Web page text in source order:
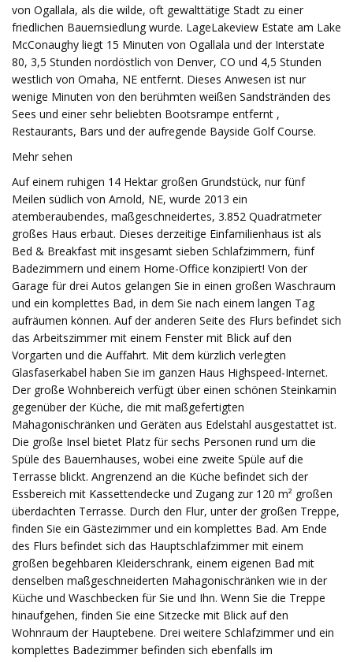
von Ogallala, als die wilde, oft gewalttätige Stadt zu einer
friedlichen Bauernsiedlung wurde. LageLakeview Estate am Lake
McConaughy liegt 15 Minuten von Ogallala und der Interstate
80, 3,5 Stunden nordöstlich von Denver, CO und 4,5 Stunden
westlich von Omaha, NE entfernt. Dieses Anwesen ist nur
wenige Minuten von den berühmten weißen Sandstränden des
Sees und einer sehr beliebten Bootsrampe entfernt ,
Restaurants, Bars und der aufregende Bayside Golf Course.
Mehr sehen
Auf einem ruhigen 14 Hektar großen Grundstück, nur fünf
Meilen südlich von Arnold, NE, wurde 2013 ein
atemberaubendes, maßgeschneidertes, 3.852 Quadratmeter
großes Haus erbaut. Dieses derzeitige Einfamilienhaus ist als
Bed & Breakfast mit insgesamt sieben Schlafzimmern, fünf
Badezimmern und einem Home-Office konzipiert! Von der
Garage für drei Autos gelangen Sie in einen großen Waschraum
und ein komplettes Bad, in dem Sie nach einem langen Tag
aufräumen können. Auf der anderen Seite des Flurs befindet sich
das Arbeitszimmer mit einem Fenster mit Blick auf den
Vorgarten und die Auffahrt. Mit dem kürzlich verlegten
Glasfaserkabel haben Sie im ganzen Haus Highspeed-Internet.
Der große Wohnbereich verfügt über einen schönen Steinkamin
gegenüber der Küche, die mit maßgefertigten
Mahagonischränken und Geräten aus Edelstahl ausgestattet ist.
Die große Insel bietet Platz für sechs Personen rund um die
Spüle des Bauernhauses, wobei eine zweite Spüle auf die
Terrasse blickt. Angrenzend an die Küche befindet sich der
Essbereich mit Kassettendecke und Zugang zur 120 m² großen
überdachten Terrasse. Durch den Flur, unter der großen Treppe,
finden Sie ein Gästezimmer und ein komplettes Bad. Am Ende
des Flurs befindet sich das Hauptschlafzimmer mit einem
großen begehbaren Kleiderschrank, einem eigenen Bad mit
denselben maßgeschneiderten Mahagonischränken wie in der
Küche und Waschbecken für Sie und Ihn. Wenn Sie die Treppe
hinaufgehen, finden Sie eine Sitzecke mit Blick auf den
Wohnraum der Hauptebene. Drei weitere Schlafzimmer und ein
komplettes Badezimmer befinden sich ebenfalls im